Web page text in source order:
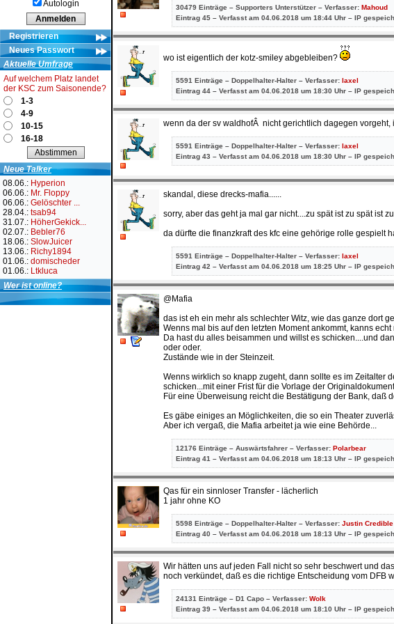
Autologin
Registrieren
Neues Passwort
Aktuelle Umfrage
Auf welchem Platz landet
der KSC zum Saisonende?
1-3
4-9
10-15
16-18
Neue Talker
08.06.: Hyperion
06.06.: Mr. Floppy
06.06.: Gelöschter ...
28.04.: tsab94
31.07.: HöherGekick...
02.07.: Bebler76
18.06.: SlowJuicer
13.06.: Richy1894
01.06.: domischeder
01.06.: Ltkluca
Wer ist online?
30479 Einträge – Supporters Unterstützer – Verfasser: Mahoud
Eintrag 45 – Verfasst am 04.06.2018 um 18:44 Uhr – IP
wo ist eigentlich der kotz-smiley abgebleiben?
5591 Einträge – Doppelhalter-Halter – Verfasser: laxel
Eintrag 44 – Verfasst am 04.06.2018 um 18:30 Uhr – IP
wenn da der sv waldhofÂ nicht gerichtlich dagegen vorgeht,
5591 Einträge – Doppelhalter-Halter – Verfasser: laxel
Eintrag 43 – Verfasst am 04.06.2018 um 18:30 Uhr – IP
skandal, diese drecks-mafia......
sorry, aber das geht ja mal gar nicht....zu spät ist zu spät ist
da dürfte die finanzkraft des kfc eine gehörige rolle gespielt
5591 Einträge – Doppelhalter-Halter – Verfasser: laxel
Eintrag 42 – Verfasst am 04.06.2018 um 18:25 Uhr – IP
@Mafia
das ist eh ein mehr als schlechter Witz, wie das ganze dort
Wenns mal bis auf den letzten Moment ankommt, kanns
Da hast du alles beisammen und willst es schicken....und
oder oder.
Zustände wie in der Steinzeit.
Wenns wirklich so knapp zugeht, dann sollte es im Zeitalter
schicken...mit einer Frist für die Vorlage der
Für eine Überweisung reicht die Bestätigung der Bank, daß
Es gäbe einiges an Möglichkeiten, die so ein Theater
Aber ich vergaß, die Mafia arbeitet ja wie eine Behörde...
12176 Einträge – Auswärtsfahrer – Verfasser: Polarbear
Eintrag 41 – Verfasst am 04.06.2018 um 18:13 Uhr – IP
Qas für ein sinnloser Transfer - lächerlich
1 jahr ohne KO
5598 Einträge – Doppelhalter-Halter – Verfasser: Justin Credible
Eintrag 40 – Verfasst am 04.06.2018 um 18:13 Uhr – IP
Wir hätten uns auf jeden Fall nicht so sehr beschwert und
noch verkündet, daß es die richtige Entscheidung vom DFB
24131 Einträge – D1 Capo – Verfasser: Wolk
Eintrag 39 – Verfasst am 04.06.2018 um 18:10 Uhr – IP